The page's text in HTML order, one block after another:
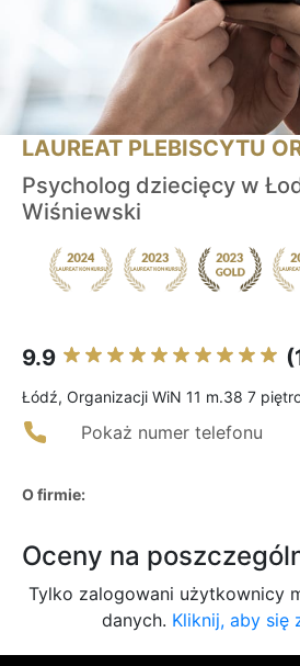
LAUREAT PLEBISCYTU
Psycholog dziecięcy w
Wiśniewski
9.9
Łódź, Organizacji WiN 11 m.38 7
Pokaż numer telefonu
O firmie:
Oceny na
Tylko zalogowani użytkownicy
danych. Kliknij, aby się